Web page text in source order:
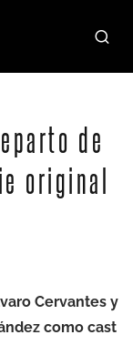
de
original
Cervantes y
como cast